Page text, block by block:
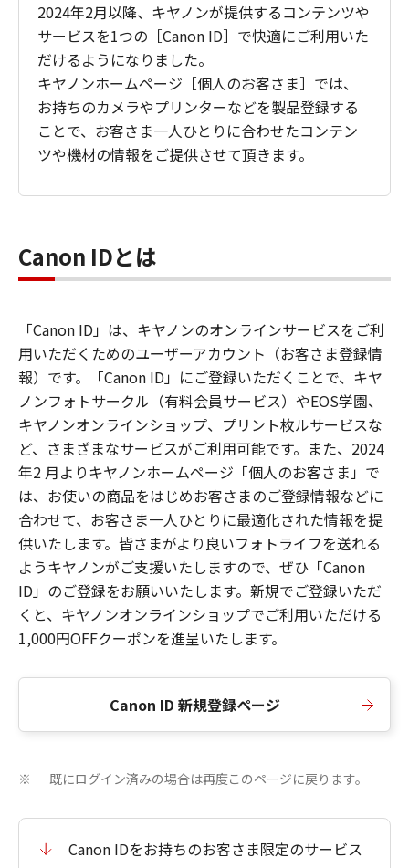
2024年2月以降、キヤノンが提供するコンテンツや
サービスを1つの［Canon ID］で快適にご利用いた
だけるようになりました。
キヤノンホームページ［個人のお客さま］では、
お持ちのカメラやプリンターなどを製品登録する
ことで、お客さま一人ひとりに合わせたコンテン
ツや機材の情報をご提供させて頂きます。
Canon IDとは
「Canon ID」は、キヤノンのオンラインサービスをご利
用いただくためのユーザーアカウント（お客さま登録情
報）です。「Canon ID」にご登録いただくことで、キヤ
ノンフォトサークル（有料会員サービス）やEOS学園、
キヤノンオンラインショップ、プリント枚ルサービスな
ど、さまざまなサービスがご利用可能です。また、2024
年2 月よりキヤノンホームページ「個人のお客さま」で
は、お使いの商品をはじめお客さまのご登録情報などに
合わせて、お客さま一人ひとりに最適化された情報を提
供いたします。皆さまがより良いフォトライフを送れる
ようキヤノンがご支援いたしますので、ぜひ「Canon
ID」のご登録をお願いいたします。新規でご登録いただ
くと、キヤノンオンラインショップでご利用いただける
1,000円OFFクーポンを進呈いたします。
Canon ID 新規登録ページ
※ 既にログイン済みの場合は再度このページに戻ります。
Canon IDをお持ちのお客さま限定のサービス